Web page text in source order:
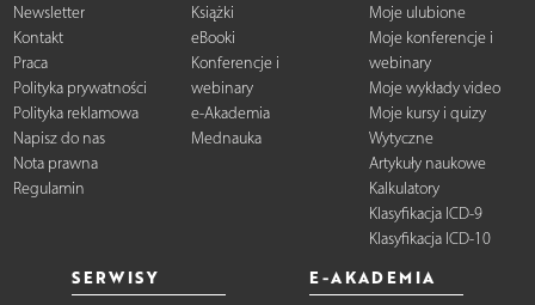
Newsletter
Kontakt
Praca
Polityka prywatności
Polityka reklamowa
Napisz do nas
Nota prawna
Regulamin
Książki
eBooki
Konferencje i
webinary
e-Akademia
Mednauka
Moje ulubione
Moje konferencje i
webinary
Moje wykłady video
Moje kursy i quizy
Wytyczne
Artykuły naukowe
Kalkulatory
Klasyfikacja ICD-9
Klasyfikacja ICD-10
SERWISY E-AKADEMIA